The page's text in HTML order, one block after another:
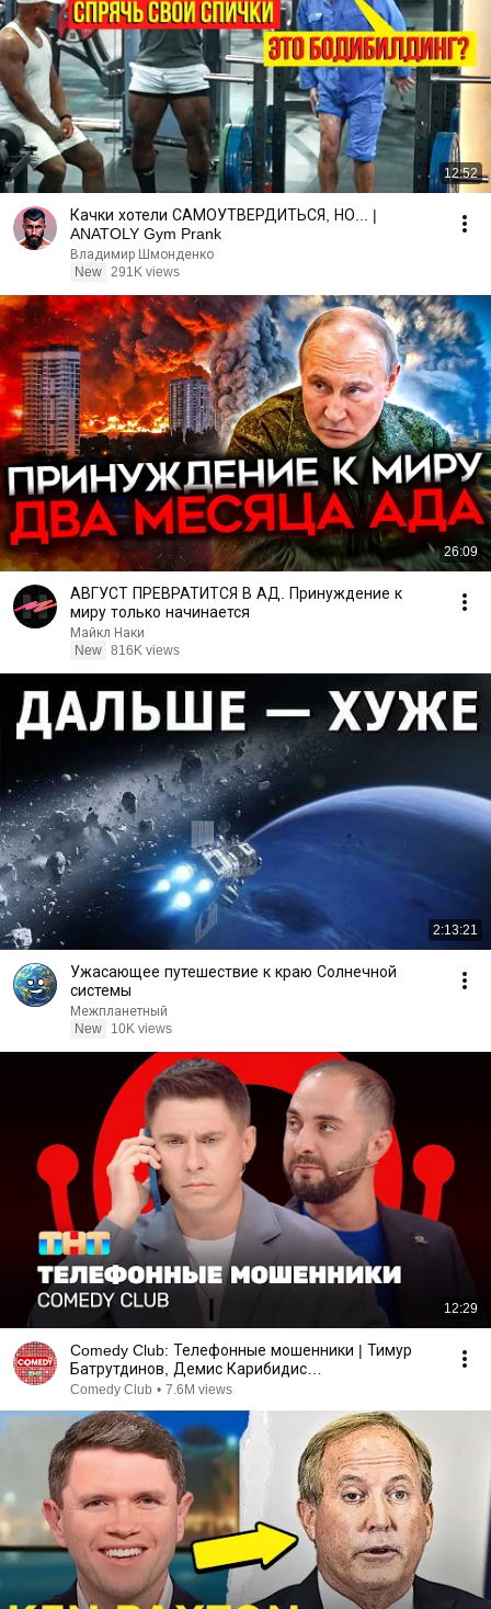
12:52
Качки хотели САМОУТВЕРДИТЬСЯ, НО... |
ANATOLY Gym Prank
Владимир Шмонденко
New 291K views
26:09
АВГУСТ ПРЕВРАТИТСЯ В АД. Принуждение к
миру только начинается
Майкл Наки
New 816K views
2:13:21
Ужасающее путешествие к краю Солнечной
системы
Межпланетный
New
10K views
12:29
Comedy Club: Телефонные мошенники | Тимур
Батрутдинов, Демис Карибидис
@ComedyClubRussia
Comedy Club • 7.6M views